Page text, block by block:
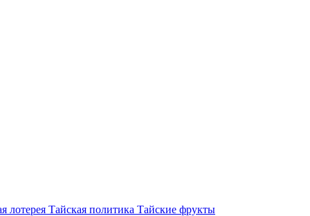
лотерея Тайская политика Тайские фрукты